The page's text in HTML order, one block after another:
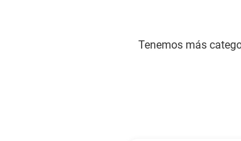
Tenemos más